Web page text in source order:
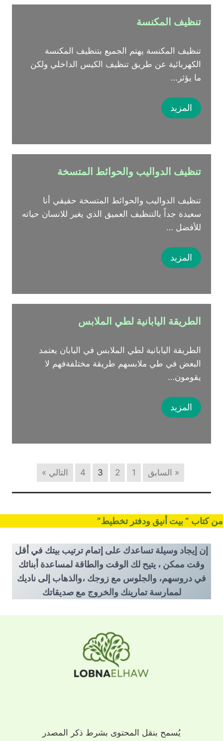
تنظيف المكنسة
تنظيف المكنسة يهتم الجميع بتنظيف المكنسة
الكهربائية عن طريق تنظيف الكيس الداخلي ولكن
ما يؤثر…
المزيد
تنظيف الدواليب والحوائط المتسخة
تنظيف الدواليب والحوائط المتسخة حقيقي أنا
سعيدة جداً بالتنظيف العميق الذي يغير للانسان حياته
للأفضل …
المزيد
الطريقة اليابانية لطي الملابس
الطريقة اليابانية لطي الملابس في اليابان يعتمد
البعض في طي ملابسهم طريقة مختلفةفهم لا
يقومون…
المزيد
« السابق 1
2
3
4 التالي »
من كتاب ” بيت أنيق ودفتر تخطيط”
إن إيجاد وسيلة تساعدك على إتمام ترتيب بيتك في أقل
وقت ممكن ، يتيح لك الوقت والطاقة لمساعدة أبنائك
في دروسهم، والجلوس مع زوجك ،والذهاب إلى ناديك
لممارسة تمارينك والخروج مع صديقاتك
يُسمح بنقل المحتوى بشرط ذكر المصدر